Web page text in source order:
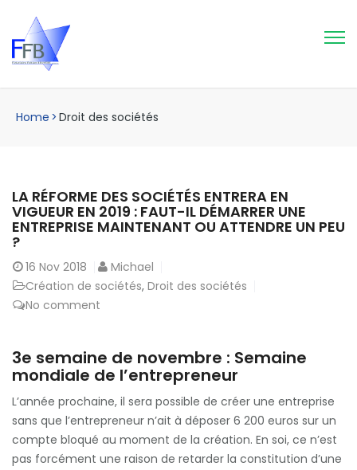
Home > Droit des sociétés
LA RÉFORME DES SOCIÉTÉS ENTRERA EN
VIGUEUR EN 2019 : FAUT-IL DÉMARRER UNE
ENTREPRISE MAINTENANT OU ATTENDRE UN PEU
?
16 Nov 2018
Michael
Création de sociétés, Droit des sociétés
No comment
3e semaine de novembre : Semaine
mondiale de l’entrepreneur
L’année prochaine, il sera possible de créer une entreprise
sans que l’entrepreneur n’ait à déposer 6 200 euros sur un
compte bloqué au moment de la création. En soi, ce n’est
pas forcément une raison de retarder la constitution d’une